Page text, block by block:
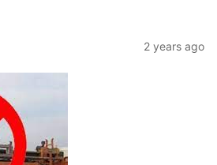
2 years ago